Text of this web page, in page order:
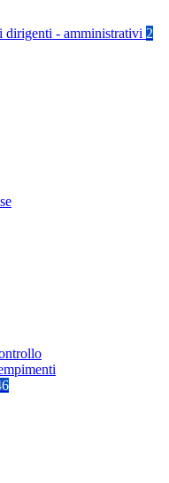
dirigenti - amministrativi 2